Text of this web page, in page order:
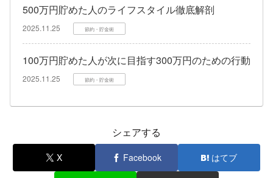
500万円貯めた人のライフスタイル徹底解剖
2025.11.25 節約・貯金術
100万円貯めた人が次に目指す300万円のための行動
2025.11.25 節約・貯金術
シェアする
X Facebook はてブ